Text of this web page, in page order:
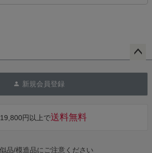
へ
新規会員登録
19,800円以上で送料無料